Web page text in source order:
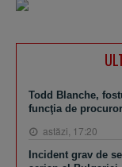
Todd Blanche,
funcţia de
astăzi, 17:20
Incident grav de